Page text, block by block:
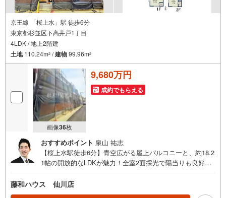
京王線 「桜上水」駅 徒歩6分
東京都杉並区下高井戸1丁目
4LDK / 地上2階建
土地110.24m2 /建物99.96m2
画像36枚
9,680万円
成約でもらえる
おすすめポイント 泉山 祐志
【桜上水駅徒歩6分】青空広がる屋上バルコニーと、約18.2
1帖の開放的なLDKが魅力！全室2面採光で陽当りも良好で
しますので、お気軽にお問い合わせください
藤和ハウス 仙川店